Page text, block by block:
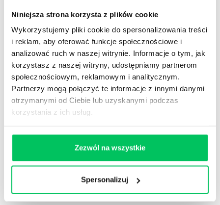
Niniejsza strona korzysta z plików cookie
Wykorzystujemy pliki cookie do spersonalizowania treści
i reklam, aby oferować funkcje społecznościowe i
analizować ruch w naszej witrynie. Informacje o tym, jak
korzystasz z naszej witryny, udostępniamy partnerom
społecznościowym, reklamowym i analitycznym.
Partnerzy mogą połączyć te informacje z innymi danymi
otrzymanymi od Ciebie lub uzyskanymi podczas
korzystania z ich usług.
Zezwól na wszystkie
Spersonalizuj
form docierania do nowych klientów, źle prowadzone
rozmowy mogą przełożyć się również na nie.
No bo wyobraź sobie, że wczoraj rozmawiałeś z
natarczywym handlowcem z firmy X, a dzisiaj widzisz
w skrzynce mailowej wiadomość od tej marki.
Otworzysz? No raczej nie, choćby temat obiecywał Ci
złote góry.
Niewłaściwe techniki cold callingu mogą również
negatywny feedback ze strony klientów może
obniżyć poczucie własnej wartości, wyczerpywać
emocjonalnie i prowadzić do wypalenia
zawodowego.